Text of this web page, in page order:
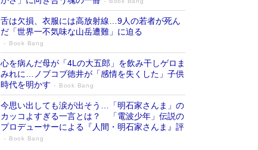
舌は欠損、衣服には高放射線…9人の若者が死ん
だ「世界一不気味な山岳遭難」に迫る
Book Bang
心を病んだ母が「4Lの大五郎」を飲み干しゲロま
みれに…ノブコブ徳井が「感情を失くした」子供
時代を明かす
Book Bang
今思い出しても涙が出そう…「明石家さんま」の
カッコよすぎる一言とは？ 「電波少年」伝説の
プロデューサーによる『人間・明石家さんま』評
Book Bang